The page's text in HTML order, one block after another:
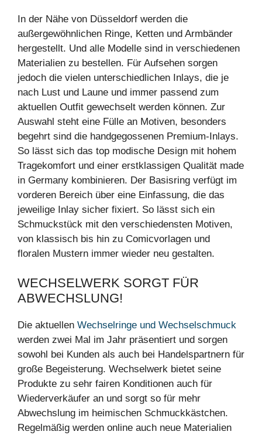
In der Nähe von Düsseldorf werden die
außergewöhnlichen Ringe, Ketten und Armbänder
hergestellt. Und alle Modelle sind in verschiedenen
Materialien zu bestellen. Für Aufsehen sorgen
jedoch die vielen unterschiedlichen Inlays, die je
nach Lust und Laune und immer passend zum
aktuellen Outfit gewechselt werden können. Zur
Auswahl steht eine Fülle an Motiven, besonders
begehrt sind die handgegossenen Premium-Inlays.
So lässt sich das top modische Design mit hohem
Tragekomfort und einer erstklassigen Qualität made
in Germany kombinieren. Der Basisring verfügt im
vorderen Bereich über eine Einfassung, die das
jeweilige Inlay sicher fixiert. So lässt sich ein
Schmuckstück mit den verschiedensten Motiven,
von klassisch bis hin zu Comicvorlagen und
floralen Mustern immer wieder neu gestalten.
WECHSELWERK SORGT FÜR
ABWECHSLUNG!
Die aktuellen Wechselringe und Wechselschmuck
werden zwei Mal im Jahr präsentiert und sorgen
sowohl bei Kunden als auch bei Handelspartnern für
große Begeisterung. Wechselwerk bietet seine
Produkte zu sehr fairen Konditionen auch für
Wiederverkäufer an und sorgt so für mehr
Abwechslung im heimischen Schmuckkästchen.
Regelmäßig werden online auch neue Materialien